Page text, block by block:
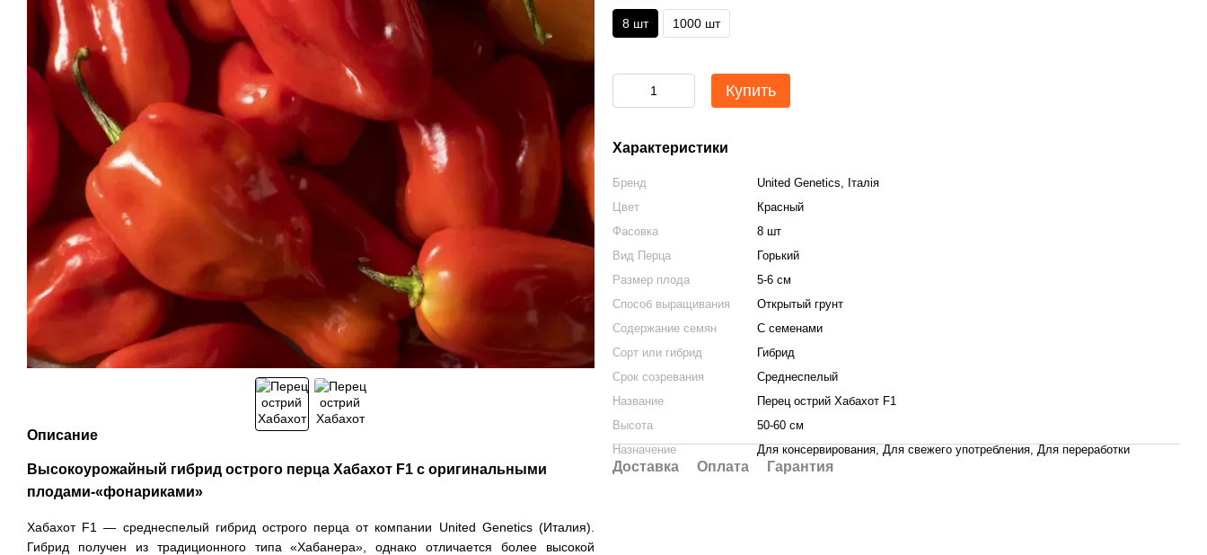
Описание
Высокоурожайный гибрид острого перца Хабахот F1 с оригинальными
плодами-«фонариками»
Хабахот F1 — среднеспелый гибрид острого перца от компании United Genetics (Италия).
Гибрид получен из традиционного типа «Хабанера», однако отличается более высокой
8 шт 1000 шт
Купить
Характеристики
Бренд
United Genetics, Італія
Цвет
Красный
Фасовка
8 шт
Вид Перца
Горький
Размер плода
5-6 см
Способ выращивания
Открытый грунт
Содержание семян
С семенами
Сорт или гибрид
Гибрид
Срок созревания
Среднеспелый
Название
Перец острий Хабахот F1
Высота
50-60 см
Назначение
Для консервирования, Для свежего употребления, Для переработки
Доставка Оплата Гарантия